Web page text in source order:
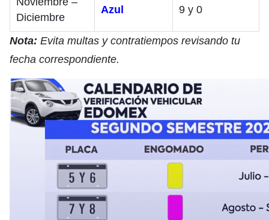
Diciembre
Azul 9 y 0
Nota: Evita multas y contratiempos revisando tu
fecha correspondiente.